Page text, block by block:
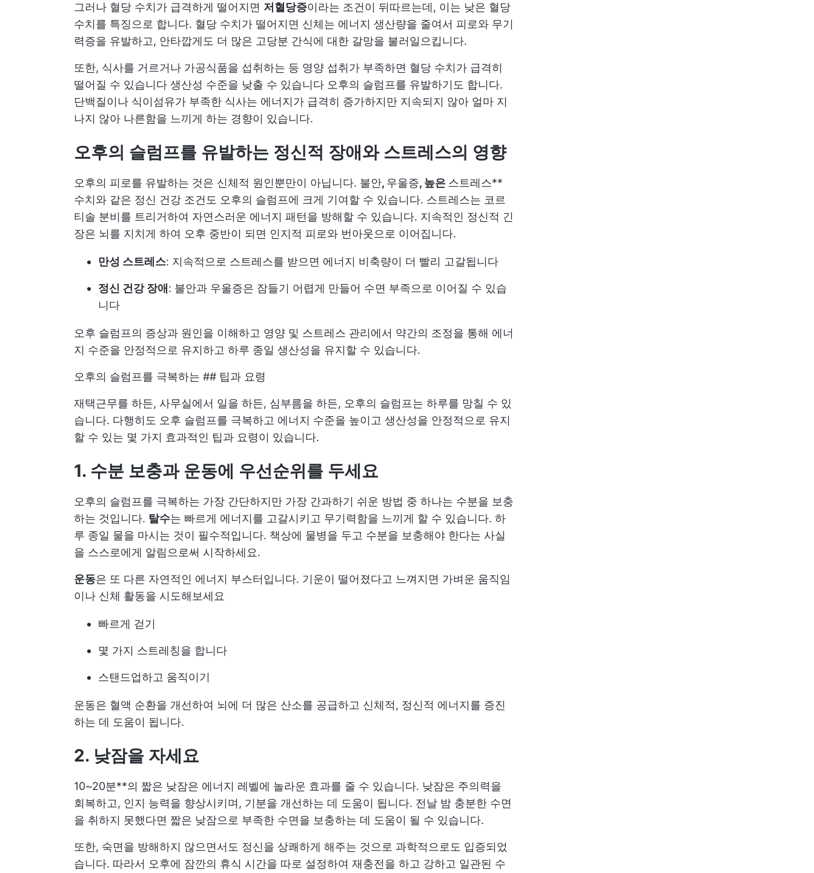
그러나 혈당 수치가 급격하게 떨어지면 저혈당증이라는 조건이 뒤따르는데, 이는 낮은 혈당
수치를 특징으로 합니다. 혈당 수치가 떨어지면 신체는 에너지 생산량을 줄여서 피로와 무기
력증을 유발하고, 안타깝게도 더 많은 고당분 간식에 대한 갈망을 불러일으킵니다.
또한, 식사를 거르거나 가공식품을 섭취하는 등 영양 섭취가 부족하면 혈당 수치가 급격히
떨어질 수 있습니다 생산성 수준을 낮출 수 있습니다 오후의 슬럼프를 유발하기도 합니다.
단백질이나 식이섬유가 부족한 식사는 에너지가 급격히 증가하지만 지속되지 않아 얼마 지
나지 않아 나른함을 느끼게 하는 경향이 있습니다.
오후의 슬럼프를 유발하는 정신적 장애와 스트레스의 영향
오후의 피로를 유발하는 것은 신체적 원인뿐만이 아닙니다. 불안, 우울증, 높은 스트레스**
수치와 같은 정신 건강 조건도 오후의 슬럼프에 크게 기여할 수 있습니다. 스트레스는 코르
티솔 분비를 트리거하여 자연스러운 에너지 패턴을 방해할 수 있습니다. 지속적인 정신적 긴
장은 뇌를 지치게 하여 오후 중반이 되면 인지적 피로와 번아웃으로 이어집니다.
만성 스트레스: 지속적으로 스트레스를 받으면 에너지 비축량이 더 빨리 고갈됩니다
정신 건강 장애 : 불안과 우울증은 잠들기 어렵게 만들어 수면 부족으로 이어질 수 있습
니다
오후 슬럼프의 증상과 원인을 이해하고 영양 및 스트레스 관리에서 약간의 조정을 통해 에너
지 수준을 안정적으로 유지하고 하루 종일 생산성을 유지할 수 있습니다.
오후의 슬럼프를 극복하는 ## 팁과 요령
재택근무를 하든, 사무실에서 일을 하든, 심부름을 하든, 오후의 슬럼프는 하루를 망칠 수 있
습니다. 다행히도 오후 슬럼프를 극복하고 에너지 수준을 높이고 생산성을 안정적으로 유지
할 수 있는 몇 가지 효과적인 팁과 요령이 있습니다.
1. 수분 보충과 운동에 우선순위를 두세요
오후의 슬럼프를 극복하는 가장 간단하지만 가장 간과하기 쉬운 방법 중 하나는 수분을 보충
하는 것입니다. 탈수는 빠르게 에너지를 고갈시키고 무기력함을 느끼게 할 수 있습니다. 하
루 종일 물을 마시는 것이 필수적입니다. 책상에 물병을 두고 수분을 보충해야 한다는 사실
을 스스로에게 알림으로써 시작하세요.
운동은 또 다른 자연적인 에너지 부스터입니다. 기운이 떨어졌다고 느껴지면 가벼운 움직임
이나 신체 활동을 시도해보세요
빠르게 걷기
몇 가지 스트레칭을 합니다
스탠드업하고 움직이기
운동은 혈액 순환을 개선하여 뇌에 더 많은 산소를 공급하고 신체적, 정신적 에너지를 증진
하는 데 도움이 됩니다.
2. 낮잠을 자세요
10~20분**의 짧은 낮잠은 에너지 레벨에 놀라운 효과를 줄 수 있습니다. 낮잠은 주의력을
회복하고, 인지 능력을 향상시키며, 기분을 개선하는 데 도움이 됩니다. 전날 밤 충분한 수면
을 취하지 못했다면 짧은 낮잠으로 부족한 수면을 보충하는 데 도움이 될 수 있습니다.
또한, 숙면을 방해하지 않으면서도 정신을 상쾌하게 해주는 것으로 과학적으로도 입증되었
습니다. 따라서 오후에 잠깐의 휴식 시간을 따로 설정하여 재충전을 하고 강하고 일관된 수